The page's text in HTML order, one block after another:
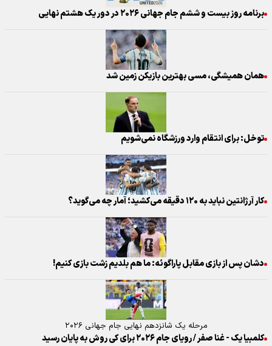
برنامه روز بیست و ششم جام جهانی ۲۰۲۶ در دور یک هشتم نهایی
همان همیشگی، مسی بهترین بازیکن زمین شد
توخل: برای انتقام وارد ورزشگاه نمی‌شویم
کار آرژانتین نباید به ۱۲۰ دقیقه می‌کشید؛ آمار چه می‌گوید؟
دشان پس از بازی مقابل پاراگوئه: ما هم بلدیم زشت بازی کنیم!
مرحله یک شانزدهم نهایی جام جهانی ۲۰۲۶
کلمبیا یک - غنا صفر / رویای جام ۲۰۲۶ برای کی روش به پایان رسید